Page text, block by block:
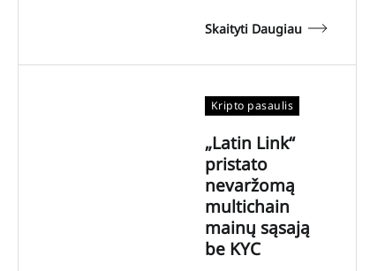
Skaityti Daugiau
Kripto pasaulis
„Latin Link“
pristato
nevaržomą
multichain
mainų sąsają
be KYC